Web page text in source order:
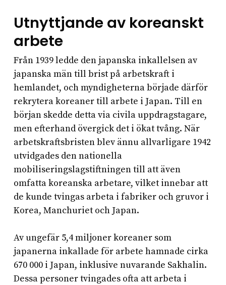
Utnyttjande av koreanskt
arbete
Från 1939 ledde den japanska inkallelsen av
japanska män till brist på arbetskraft i
hemlandet, och myndigheterna började därför
rekrytera koreaner till arbete i Japan. Till en
början skedde detta via civila uppdragstagare,
men efterhand övergick det i ökat tvång. När
arbetskraftsbristen blev ännu allvarligare 1942
utvidgades den nationella
mobiliseringslagstiftningen till att även
omfatta koreanska arbetare, vilket innebar att
de kunde tvingas arbeta i fabriker och gruvor i
Korea, Manchuriet och Japan.
Av ungefär 5,4 miljoner koreaner som
japanerna inkallade för arbete hamnade cirka
670 000 i Japan, inklusive nuvarande Sakhalin.
Dessa personer tvingades ofta att arbeta i